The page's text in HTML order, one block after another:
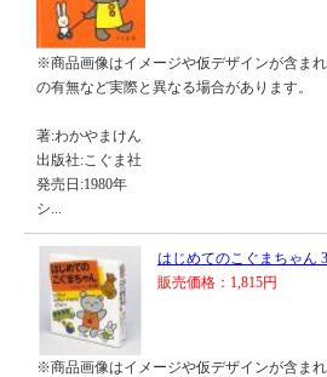
※商品画像はイメージや仮デザインが含ま
の有無など実際と異なる場合があります。
著:わかやまけん
出版社:こぐま社
発売日:1980年
シ...
はじめてのこぐまちゃん
販売価格：1,815円
※商品画像はイメージや仮デザインが含ま